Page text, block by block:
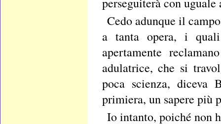
Cedo adunque il
a tanta opera, i
apertamente
adulatrice, che si
poca scienza, diceva
primiera, un sapere più
Io intanto, poiché non